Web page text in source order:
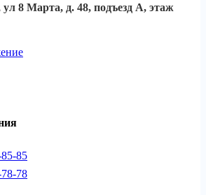
8 Марта, д. 48, подъезд А, этаж
85
78